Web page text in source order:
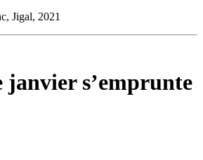
Jigal, 2021
janvier s’emprunte